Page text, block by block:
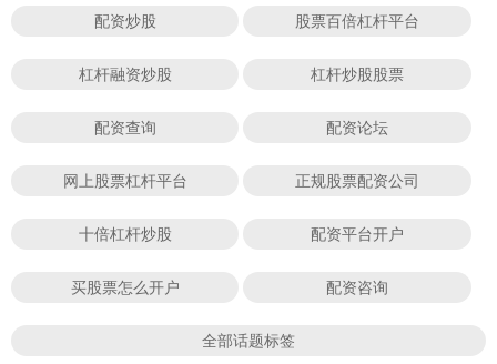
配资炒股 股票百倍杠杆平台
杠杆融资炒股 杠杆炒股股票
配资查询 配资论坛
网上股票杠杆平台 正规股票配资公司
十倍杠杆炒股 配资平台开户
买股票怎么开户 配资咨询
全部话题标签